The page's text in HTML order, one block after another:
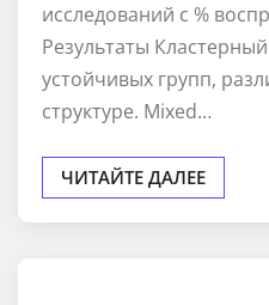
исследований с %
Результаты
устойчивых групп,
структуре. Mixed…
ЧИТАЙТЕ ДАЛЕЕ